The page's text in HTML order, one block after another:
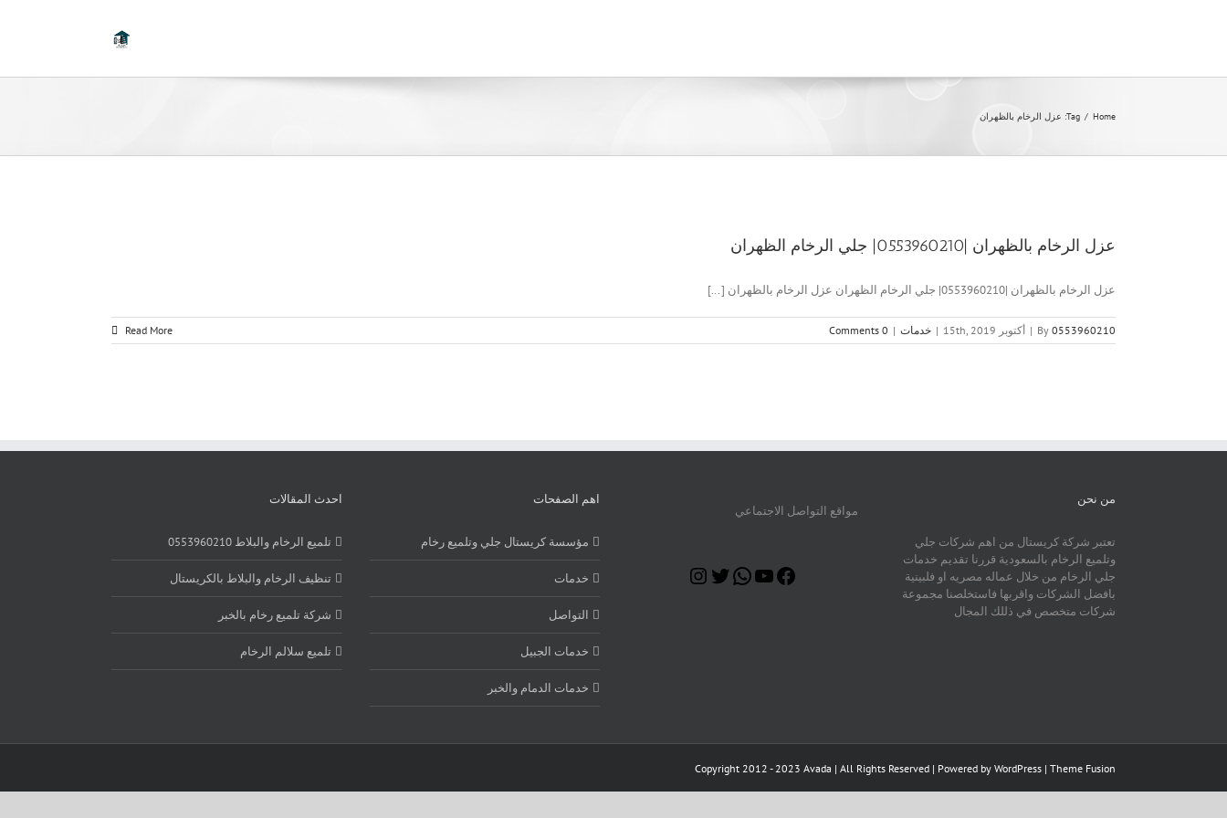
Home
/
Tag: عزل الرخام بالظهران
عزل الرخام بالظهران |0553960210| جلي الرخام الظهران
عزل الرخام بالظهران |0553960210| جلي الرخام الظهران عزل الرخام بالظهران [...]
By 0553960210
| أكتوبر 15th, 2019 | خدمات |
0 Comments
Read More
من نحن
تعتبر شركة كريستال من اهم شركات جلي
وتلميع الرخام بالسعودية قررنا تقديم خدمات
جلي الرخام من خلال عماله مصريه او فلبينية
بافضل الشركات واقربها فاستخلصنا مجموعة
شركات متخصص في ذللك المجال
مواقع التواصل الاجتماعي
Facebook
YouTube
WhatsApp
Twitter
اهم الصفحات
مؤسسة كريستال جلي وتلميع رخام
خدمات
التواصل
خدمات الجبيل
خدمات الدمام والخبر
احدث المقالات
تلميع الرخام والبلاط 0553960210
تنظيف الرخام والبلاط بالكريستال
شركة تلميع رخام بالخبر
تلميع سلالم الرخام
Copyright 2012 - 2023 Avada | All Rights Reserved | Powered by WordPress | Theme Fusion